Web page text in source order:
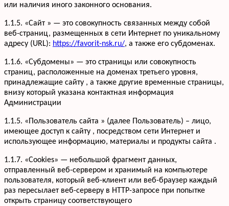
или наличия иного законного основания.
1.1.5. «Сайт » — это совокупность связанных между собой
веб-страниц, размещенных в сети Интернет по уникальному
адресу (URL): https://favorit-nsk.ru/, а также его субдоменах.
1.1.6. «Субдомены» — это страницы или совокупность
страниц, расположенные на доменах третьего уровня,
принадлежащие сайту , а также другие временные страницы,
внизу который указана контактная информация
Администрации
1.1.5. «Пользователь сайта » (далее Пользователь) – лицо,
имеющее доступ к сайту , посредством сети Интернет и
использующее информацию, материалы и продукты сайта .
1.1.7. «Cookies» — небольшой фрагмент данных,
отправленный веб-сервером и хранимый на компьютере
пользователя, который веб-клиент или веб-браузер каждый
раз пересылает веб-серверу в HTTP-запросе при попытке
открыть страницу соответствующего